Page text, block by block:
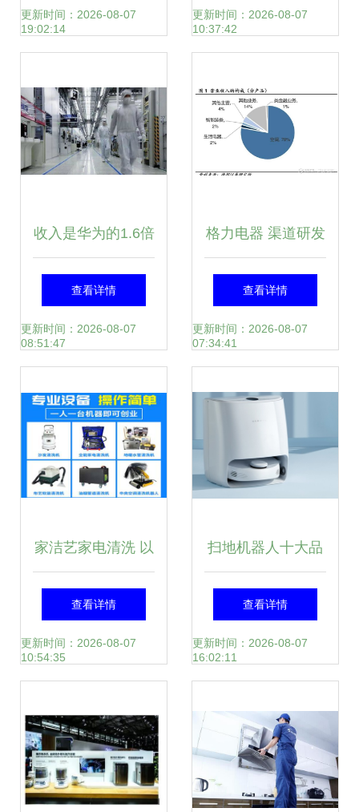
由利如何风靡海内
更新时间：2026-08-07
19:02:14
中国家电第一易主
更新时间：2026-08-07
10:37:42
收入是华为的1.6倍
韩国这家企业三家
公司跻身世界500
创新
查看详情
更新时间：2026-08-07
08:51:47
格力电器 渠道研发
壁垒高筑，超级现
金牛演绎家电巨头
查看详情
更新时间：2026-08-07
07:34:41
家洁艺家电清洗 以
技术引领生活服务
新格局，深耕家用
查看详情
更新时间：2026-08-07
10:54:35
扫地机器人十大品
牌深度解析 谁更胜
一筹？——基于家
专业选型指南
查看详情
更新时间：2026-08-07
16:02:11